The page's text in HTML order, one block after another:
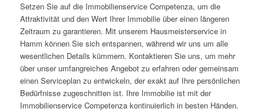
Setzen Sie auf die Immobilienservice Competenza, um die
Attraktivität und den Wert Ihrer Immobilie über einen längeren
Zeitraum zu garantieren. Mit unserem Hausmeisterservice in
Hamm können Sie sich entspannen, während wir uns um alle
wesentlichen Details kümmern. Kontaktieren Sie uns, um mehr
über unser umfangreiches Angebot zu erfahren oder gemeinsam
einen Serviceplan zu entwickeln, der exakt auf Ihre persönlichen
Bedürfnisse zugeschnitten ist. Ihre Immobilie ist mit der
Immobilienservice Competenza kontinuierlich in besten Händen.